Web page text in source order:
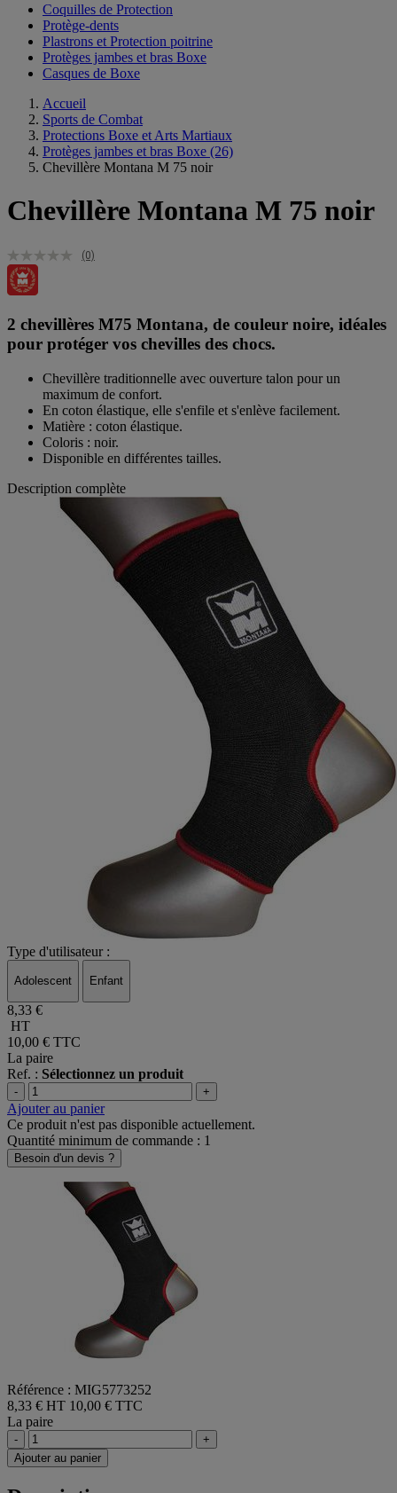
Coquilles de Protection
Protège-dents
Plastrons et Protection poitrine
Protèges jambes et bras Boxe
Casques de Boxe
Accueil
Sports de Combat
Protections Boxe et Arts Martiaux
Protèges jambes et bras Boxe (26)
Chevillère Montana M 75 noir
Chevillère Montana M 75 noir
(0)
2 chevillères M75 Montana, de couleur noire, idéales
pour protéger vos chevilles des chocs.
Chevillère traditionnelle avec ouverture talon pour un
maximum de confort.
En coton élastique, elle s'enfile et s'enlève facilement.
Matière : coton élastique.
Coloris : noir.
Disponible en différentes tailles.
Description complète
Type d'utilisateur :
Adolescent Enfant
8,33 €
HT
10,00 € TTC
La paire
Ref. : Sélectionnez un produit
- +
Ajouter au panier
Ce produit n'est pas disponible actuellement.
Quantité minimum de commande : 1
Besoin d'un devis ?
Référence : MIG5773252
8,33 € HT 10,00 € TTC
La paire
-
+
Ajouter au panier